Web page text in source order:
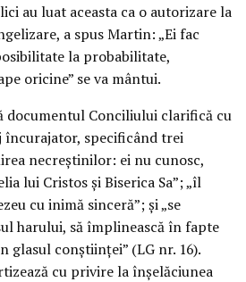
au luat aceasta ca o autorizare la
a spus Martin: „Ei fac
la probabilitate,
oricine” se va mântui.
documentul Conciliului clarifică cu
specificând trei
necreştinilor: ei nu cunosc,
lui Cristos şi Biserica Sa”; „îl
cu inimă sinceră”; şi „se
harului, să împlinească în fapte
glasul conştiinţei” (LG nr. 16).
cu privire la înşelăciunea